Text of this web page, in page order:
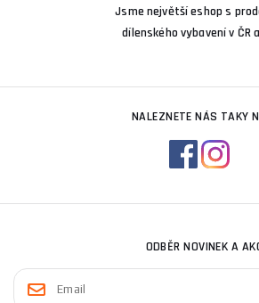
Jsme největší eshop s
dílenského vybavení v ČR
NALEZNETE NÁS TAKY
ODBĚR NOVINEK A